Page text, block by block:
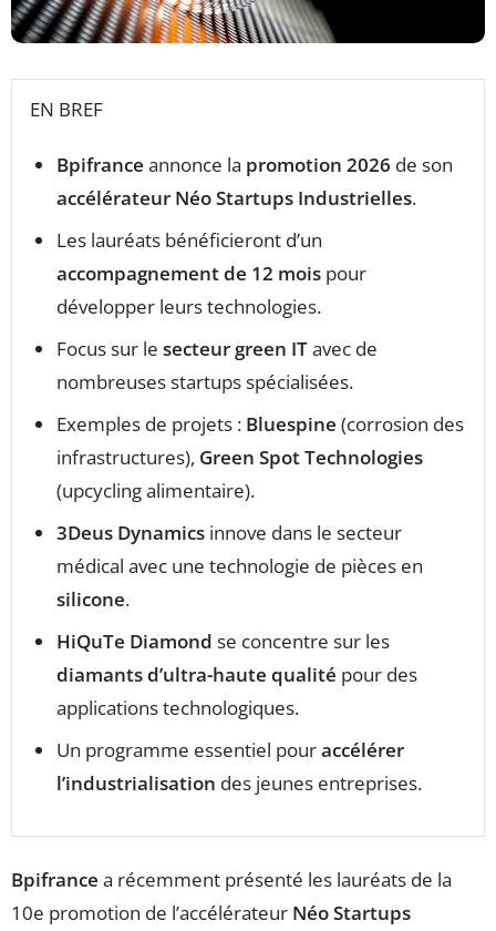
EN BREF
Bpifrance annonce la promotion 2026 de son
accélérateur Néo Startups Industrielles.
Les lauréats bénéficieront d’un
accompagnement de 12 mois pour
développer leurs technologies.
Focus sur le secteur green ITavec de
nombreuses startups spécialisées.
Exemples de projets : Bluespine (corrosion des
infrastructures), Green Spot Technologies
(upcycling alimentaire).
3Deus Dynamics innove dans le secteur
médical avec une technologie de pièces en
silicone.
HiQuTe Diamond se concentre sur les
diamants d’ultra-haute qualité pour des
applications technologiques.
Un programme essentiel pouraccélérer
l’industrialisation des jeunes entreprises.
Bpifrance a récemment présenté les lauréats de la
10e promotion de l’accélérateur Néo Startups